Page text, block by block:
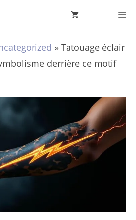
» Tatouage éclair
derrière ce motif